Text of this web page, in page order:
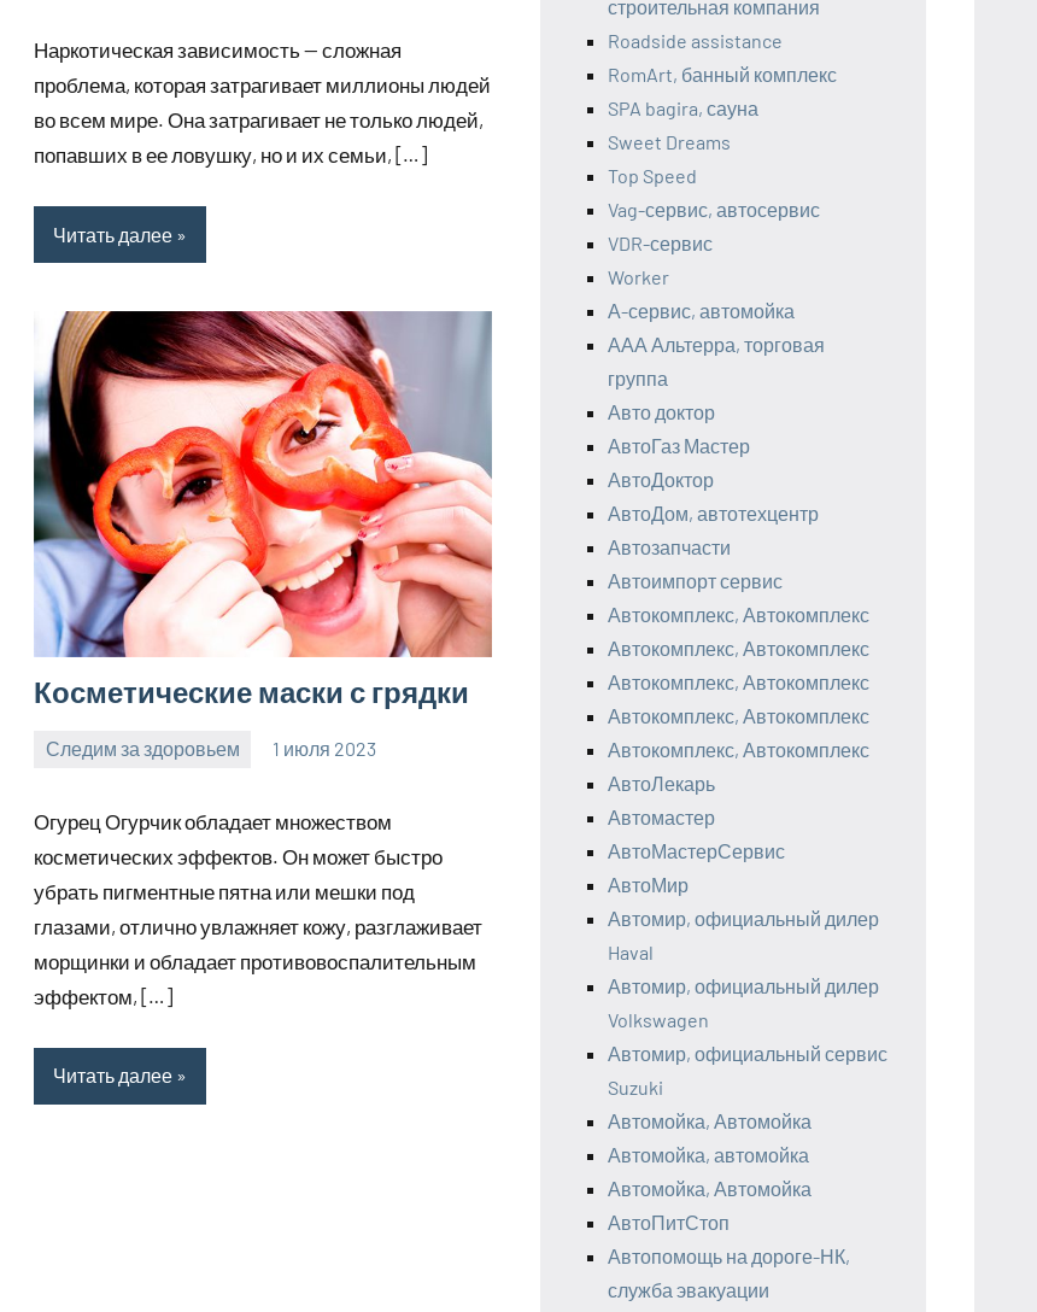
Наркотическая зависимость — сложная
проблема, которая затрагивает миллионы людей
во всем мире. Она затрагивает не только людей,
попавших в ее ловушку, но и их семьи, […]
Читать далее
Косметические маски с грядки
Следим за здоровьем 1 июля 2023
profiboxing_
Огурец Огурчик обладает множеством
косметических эффектов. Он может быстро
убрать пигментные пятна или мешки под
глазами, отлично увлажняет кожу, разглаживает
морщинки и обладает противовоспалительным
эффектом, […]
Читать далее
строительная компания
Roadside assistance
RomArt, банный комплекс
SPA bagira, сауна
Sweet Dreams
Top Speed
Vag-сервис, автосервис
VDR-сервис
Worker
А-сервис, автомойка
ААА Альтерра, торговая
группа
Авто доктор
АвтоГаз Мастер
АвтоДоктор
АвтоДом, автотехцентр
Автозапчасти
Автоимпорт сервис
Автокомплекс, Автокомплекс
Автокомплекс, Автокомплекс
Автокомплекс, Автокомплекс
Автокомплекс, Автокомплекс
Автокомплекс, Автокомплекс
АвтоЛекарь
Автомастер
АвтоМастерСервис
АвтоМир
Автомир, официальный дилер
Haval
Автомир, официальный дилер
Volkswagen
Автомир, официальный сервис
Suzuki
Автомойка, Автомойка
Автомойка, автомойка
Автомойка, Автомойка
АвтоПитСтоп
Автопомощь на дороге-НК,
служба эвакуации